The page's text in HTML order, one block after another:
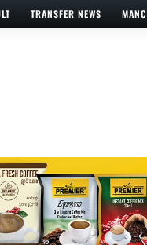
TRANSFER NEWS